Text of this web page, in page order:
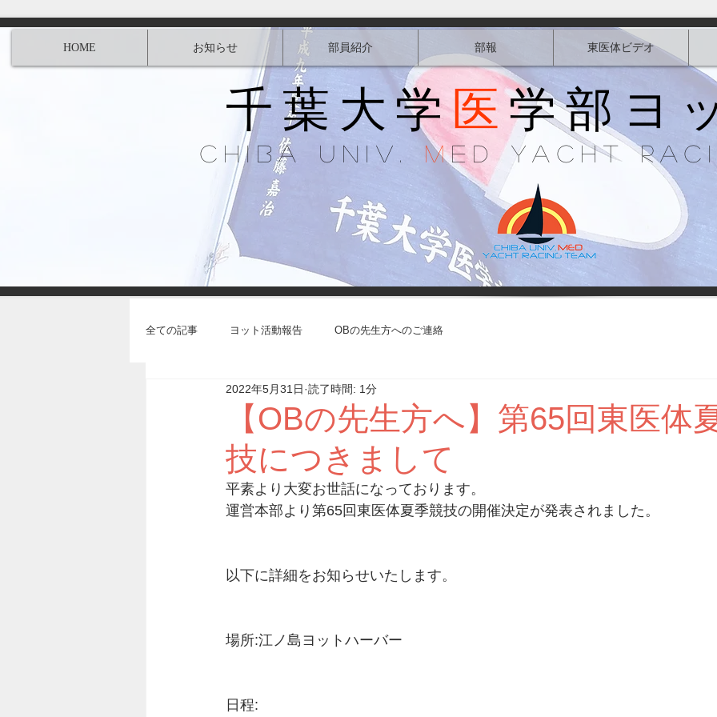
HOME お知らせ 部員紹介 部報 東医体ビデオ
千葉大学医学部ヨ
Chiba Univ. Med Yacht
全ての記事 ヨット活動報告 OBの先生方へのご連絡
【OBの先生方へ】第65回東医体
技につきまして
2022年5月31日 読了時間: 1分
平素より大変お世話になっております。
運営本部より第65回東医体夏季競技の開催決定が発表されました。
以下に詳細をお知らせいたします。
場所:江ノ島ヨットハーバー
日程: